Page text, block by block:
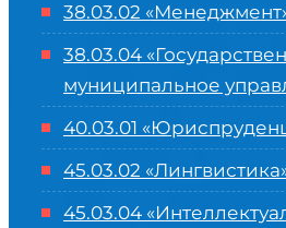
38.03.02
38.03.04
муниципальное
40.03.01
45.03.02
45.03.04 «